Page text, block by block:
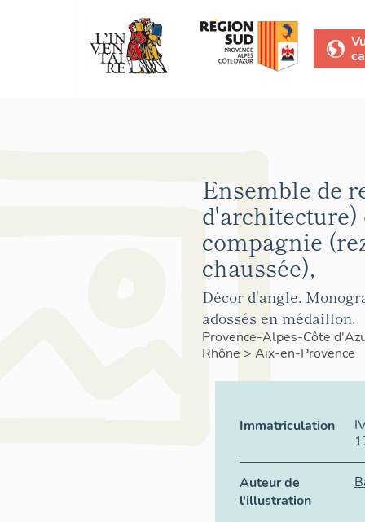
Ensemble de
d'architecture)
compagnie
chaussée),
Décor d'angle.
adossés en médaillon.
Provence-Alpes-Côte
Rhône > Aix-en-Provence
Immatriculation
Auteur de
l'illustration